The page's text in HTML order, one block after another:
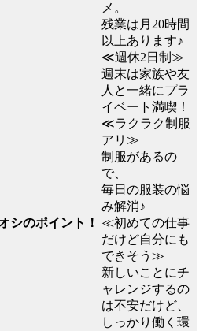
シのポイント！
メ。
残業は月20時間
以上あります♪
≪週休2日制≫
週末は家族や友
人と一緒にプラ
イベート満喫！
≪ラクラク制服
アリ≫
制服があるの
で、
毎日の服装の悩
み解消♪
≪初めての仕事
だけど自分にも
できそう≫
新しいことにチ
ャレンジするの
は不安だけど、
しっかり働く環